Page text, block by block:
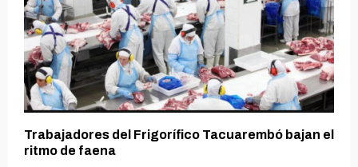
Trabajadores del Frigorífico Tacuarembó bajan el
ritmo de faena